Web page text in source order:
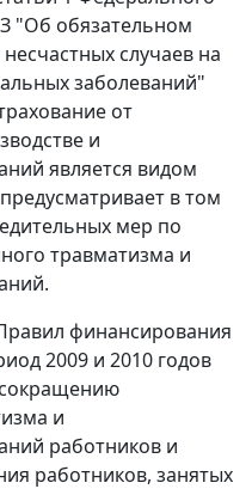
"Об обязательном
случаев на
заболеваний"
от
и
является видом
в том
мер по
травматизма и
финансирования
2009 и 2010 годов
и
работников и
работников, занятых